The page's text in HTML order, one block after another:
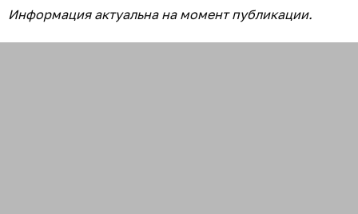
Информация актуальна на момент публикации.